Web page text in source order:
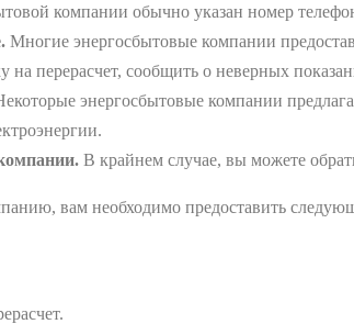
компании обычно указан номер
Многие энергосбытовые компании
на перерасчет, сообщить о неверных
энергосбытовые компании
В крайнем случае, вы можете
вам необходимо предоставить